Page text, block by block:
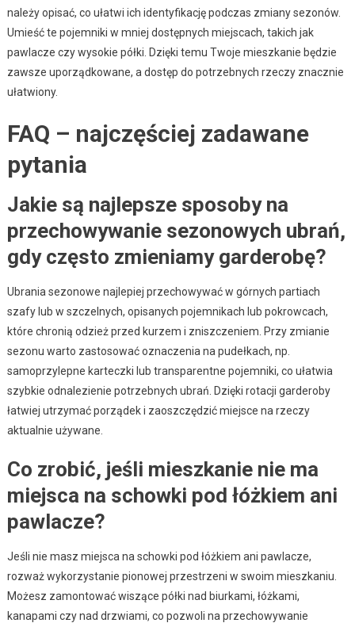
należy opisać, co ułatwi ich identyfikację podczas zmiany sezonów.
Umieść te pojemniki w mniej dostępnych miejscach, takich jak
pawlacze czy wysokie półki. Dzięki temu Twoje mieszkanie będzie
zawsze uporządkowane, a dostęp do potrzebnych rzeczy znacznie
ułatwiony.
FAQ – najczęściej zadawane
pytania
Jakie są najlepsze sposoby na
przechowywanie sezonowych ubrań,
gdy często zmieniamy garderobę?
Ubrania sezonowe najlepiej przechowywać w górnych partiach
szafy lub w szczelnych, opisanych pojemnikach lub pokrowcach,
które chronią odzież przed kurzem i zniszczeniem. Przy zmianie
sezonu warto zastosować oznaczenia na pudełkach, np.
samoprzylepne karteczki lub transparentne pojemniki, co ułatwia
szybkie odnalezienie potrzebnych ubrań. Dzięki rotacji garderoby
łatwiej utrzymać porządek i zaoszczędzić miejsce na rzeczy
aktualnie używane.
Co zrobić, jeśli mieszkanie nie ma
miejsca na schowki pod łóżkiem ani
pawlacze?
Jeśli nie masz miejsca na schowki pod łóżkiem ani pawlacze,
rozważ wykorzystanie pionowej przestrzeni w swoim mieszkaniu.
Możesz zamontować wiszące półki nad biurkami, łóżkami,
kanapami czy nad drzwiami, co pozwoli na przechowywanie